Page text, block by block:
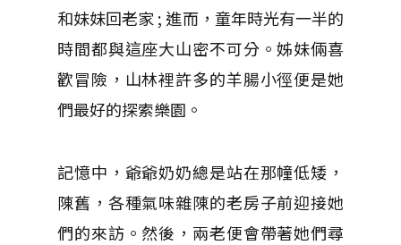
和妹妹回老家 ; 進而，童年時光有一半的
時間都與這座大山密不可分。姊妹倆喜
歡冒險，山林裡許多的羊腸小徑便是她
們最好的探索樂園。
記憶中，爺爺奶奶總是站在那幢低矮，
陳舊，各種氣味雜陳的老房子前迎接她
們的來訪。然後，兩老便會帶著她們尋